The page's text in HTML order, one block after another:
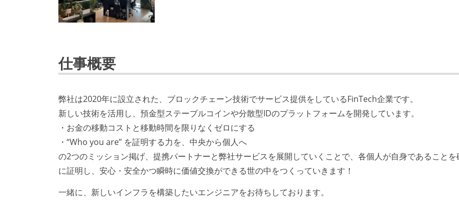
仕事概要
弊社は2020年に設立された、ブロックチェーン技術でサービス提供をしているFinTech企業です。
新しい技術を活用し、預金型ステーブルコインや分散型IDのプラットフォームを開発しています。
・お金の移動コストと移動時間を限りなくゼロにする
・“Who you are” を証明する力を、中央から個人へ
の2つのミッション掲げ、提携パートナーと弊社サービスを展開していくことで、各個人が自身であることを
に証明し、安心・安全かつ瞬時に価値交換ができる世の中をつくっていきます！
一緒に、新しいインフラを構築したいエンジニアをお待ちしております。